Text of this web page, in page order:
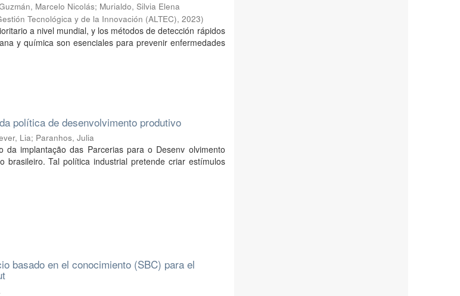
Marcelo Nicolás; Murialdo, Silvia Elena
Tecnológica y de la Innovación (ALTEC),2023)
a nivel mundial, y los métodos de detección rápidos
y química son esenciales para prevenir enfermedades
política de desenvolvimento produtivo
Lia; Paranhos, Julia
da implantação das Parcerias para o Desenv olvimento
brasileiro. Tal política industrial pretende criar estímulos
basado en el conocimiento (SBC) para el